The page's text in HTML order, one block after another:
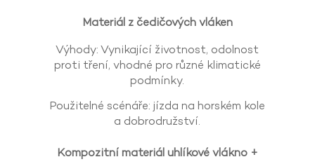
Materiál z čedičových vláken
Výhody: Vynikající životnost, odolnost
proti tření, vhodné pro různé klimatické
podmínky.
Použitelné scénáře: jízda na horském kole
a dobrodružství.
Kompozitní materiál uhlíkové vlákno +